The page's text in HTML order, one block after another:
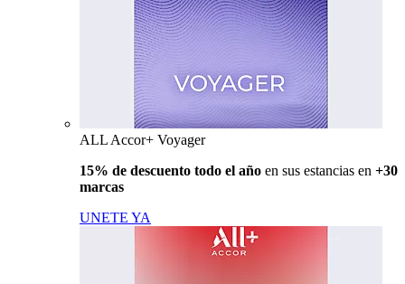
ALL Accor+ Voyager
15% de descuento todo el año en sus estancias en +30
marcas
UNETE YA